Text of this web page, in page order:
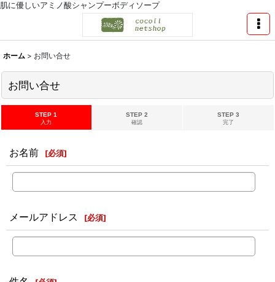
肌に優しいアミノ酸シャンプーボディソープ
ホーム > お問い合せ
お問い合せ
STEP 1
入力
STEP 2
確認
STEP 3
完了
お名前 [必須]
メールアドレス [必須]